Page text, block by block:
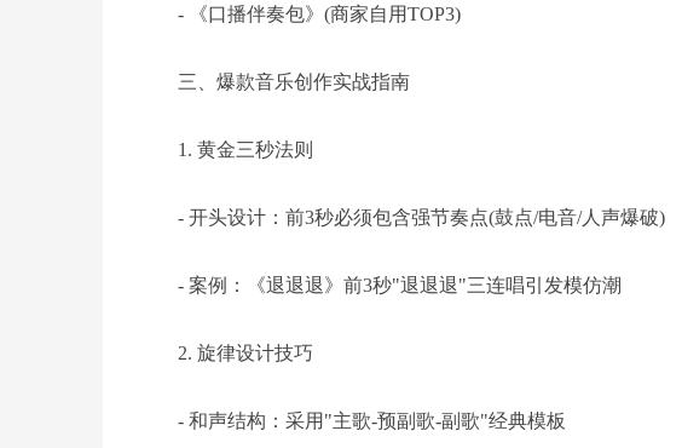
- 《口播伴奏包》(商家自用TOP3)
三、爆款音乐创作实战指南
1. 黄金三秒法则
- 开头设计：前3秒必须包含强节奏点(鼓点/电音/人声爆破)
- 案例：《退退退》前3秒"退退退"三连唱引发模仿潮
2. 旋律设计技巧
- 和声结构：采用"主歌-预副歌-副歌"经典模板